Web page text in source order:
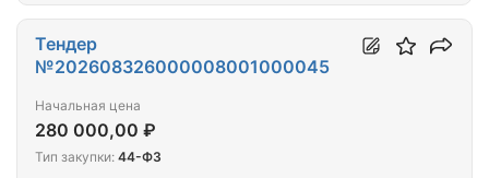
Тендер
№202608326000008001000045
Начальная цена
280 000,00 ₽
Тип закупки: 44-ФЗ